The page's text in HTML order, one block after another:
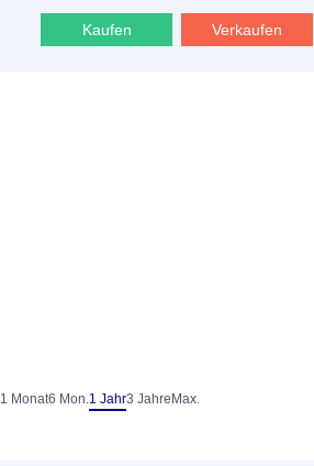
Kaufen Verkaufen
1 Monat6 Mon.1 Jahr3 Jahre Max.